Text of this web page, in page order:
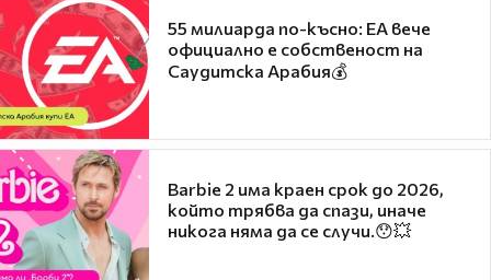
55 милиарда по-късно: EA вече
официално е собственост на
Саудитска Арабия💰
Barbie 2 има краен срок до 2026,
който трябва да спази, иначе
никога няма да се случи.😯💥